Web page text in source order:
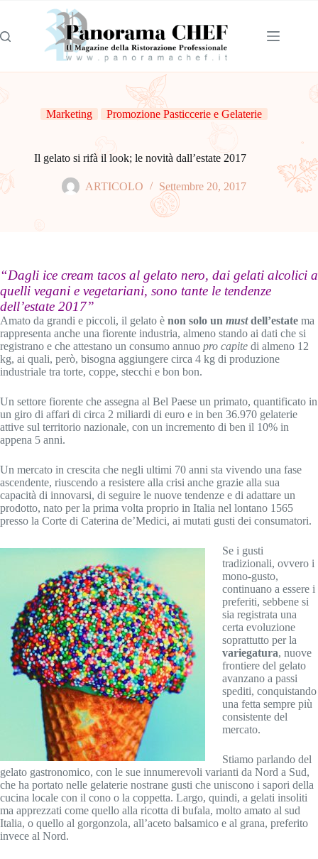
Marketing Promozione Pasticcerie e Gelaterie
Il gelato si rifà il look; le novità dall’estate 2017
ARTICOLO Settembre 20, 2017
“Dagli ice cream tacos al gelato nero, dai gelati alcolici a
quelli vegani e vegetariani, sono tante le tendenze
dell’estate 2017”
Amato da grandi e piccoli, il gelato è non solo un mustdell’estate ma
rappresenta anche una fiorente industria, almeno stando ai dati che si
registrano e che attestano un consumo annuo pro capite di almeno 12
kg, ai quali, però, bisogna aggiungere circa 4 kg di produzione
industriale tra torte, coppe, stecchi e bon bon.
Un settore fiorente che assegna al Bel Paese un primato, quantificato in
un giro di affari di circa 2 miliardi di euro e in ben 36.970 gelaterie
attive sul territorio nazionale, con un incremento di ben il 10% in
appena 5 anni.
Un mercato in crescita che negli ultimi 70 anni sta vivendo una fase
ascendente, riuscendo a resistere alla crisi anche grazie alla sua
capacità di innovarsi, di seguire le nuove tendenze e di adattare un
prodotto, nato per la prima volta proprio in Italia nel lontano 1565
presso la Corte di Caterina de’Medici, ai mutati gusti dei consumatori.
Se i gusti
tradizionali, ovvero i
mono-gusto,
continuano a essere i
preferiti, sebbene si
sia registrata una
certa evoluzione
soprattutto per la
variegatura, nuove
frontiere del gelato
avanzano a passi
spediti, conquistando
una fetta sempre più
consistente del
mercato.
Stiamo parlando del
gelato gastronomico, con le sue innumerevoli varianti da Nord a Sud,
che ha portato nelle gelaterie nostrane gusti che uniscono i sapori della
cucina locale con il cono o la coppetta. Largo, quindi, a gelati insoliti
ma apprezzati come quello alla ricotta di bufala, molto amato al sud
Italia, o quello al gorgonzola, all’aceto balsamico e al grana, preferito
invece al Nord.